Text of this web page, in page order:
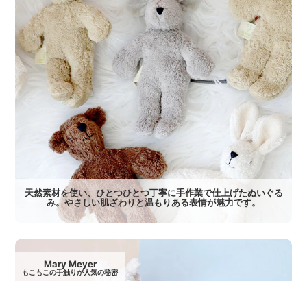
天然素材を使い、ひとつひとつ丁寧に手作業で仕上げたぬいぐる
み。やさしい肌ざわりと温もりある表情が魅力です。
Mary Meyer
もこもこの手触りが人気の秘密